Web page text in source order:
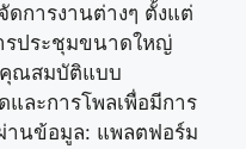
ดการงานต่างๆ ตั้งแต่
รประชุมขนาดใหญ่
คุณสมบัติแบบ
ละการโพลเพื่อมีการ
านข้อมูล: แพลตฟอร์ม